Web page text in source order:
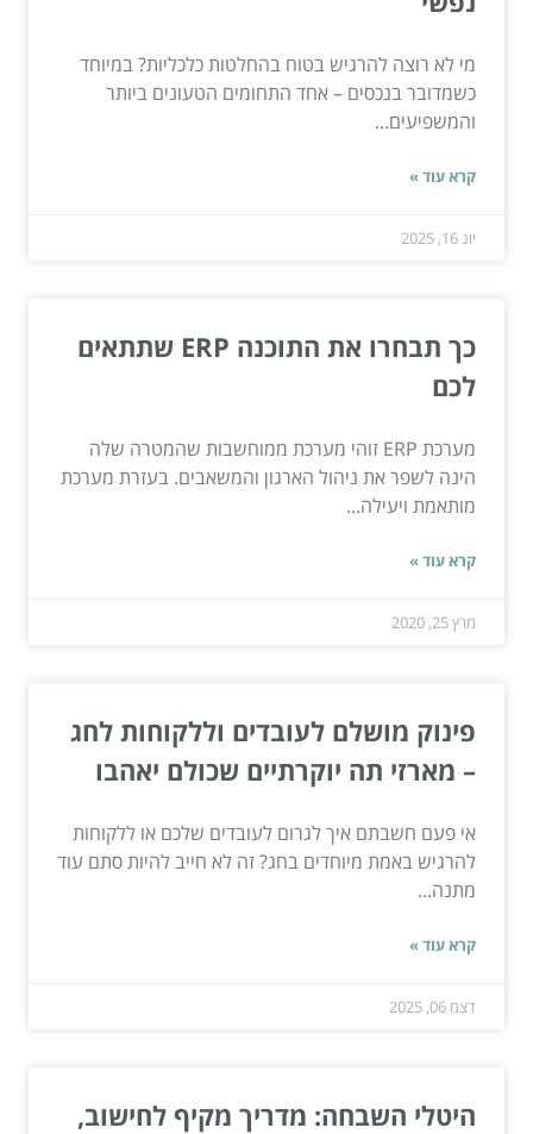
מי לא רוצה להרגיש בטוח בהחלטות כלכליות? במיוחד
כשמדובר בנכסים – אחד התחומים הטעונים ביותר
והמשפיעים...
קרא עוד »
יונ 16, 2025
כך תבחרו את התוכנה ERP שתתאים
לכם
מערכת ERP זוהי מערכת ממוחשבות שהמטרה שלה
הינה לשפר את ניהול הארגון והמשאבים. בעזרת מערכת
מותאמת ויעילה...
קרא עוד »
מרץ 25, 2020
פינוק מושלם לעובדים וללקוחות לחג
– מארזי תה יוקרתיים שכולם יאהבו
אי פעם חשבתם איך לגרום לעובדים שלכם או ללקוחות
להרגיש באמת מיוחדים בחג? זה לא חייב להיות סתם עוד
מתנה...
קרא עוד »
דצמ 06, 2025
היטלי השבחה: מדריך מקיף לחישוב,